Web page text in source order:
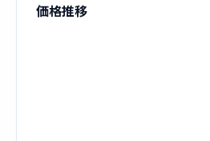
価格推移